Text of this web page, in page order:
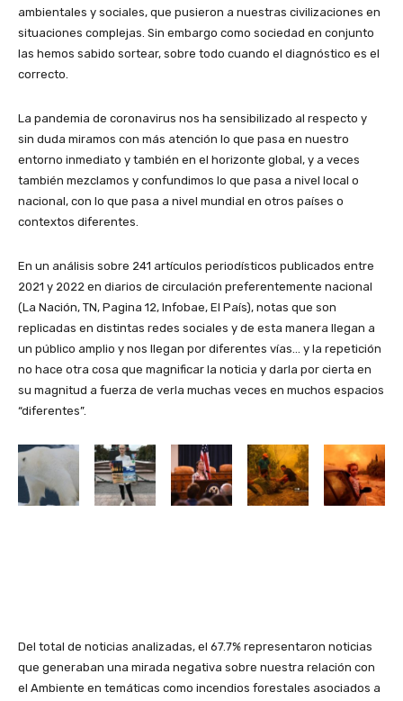
ambientales y sociales, que pusieron a nuestras civilizaciones en
situaciones complejas. Sin embargo como sociedad en conjunto
las hemos sabido sortear, sobre todo cuando el diagnóstico es el
correcto.
La pandemia de coronavirus nos ha sensibilizado al respecto y
sin duda miramos con más atención lo que pasa en nuestro
entorno inmediato y también en el horizonte global, y a veces
también mezclamos y confundimos lo que pasa a nivel local o
nacional, con lo que pasa a nivel mundial en otros países o
contextos diferentes.
En un análisis sobre 241 artículos periodísticos publicados entre
2021 y 2022 en diarios de circulación preferentemente nacional
(La Nación, TN, Pagina 12, Infobae, El País), notas que son
replicadas en distintas redes sociales y de esta manera llegan a
un público amplio y nos llegan por diferentes vías… y la repetición
no hace otra cosa que magnificar la noticia y darla por cierta en
su magnitud a fuerza de verla muchas veces en muchos espacios
“diferentes”.
Del total de noticias analizadas, el 67.7% representaron noticias
que generaban una mirada negativa sobre nuestra relación con
el Ambiente en temáticas como incendios forestales asociados a